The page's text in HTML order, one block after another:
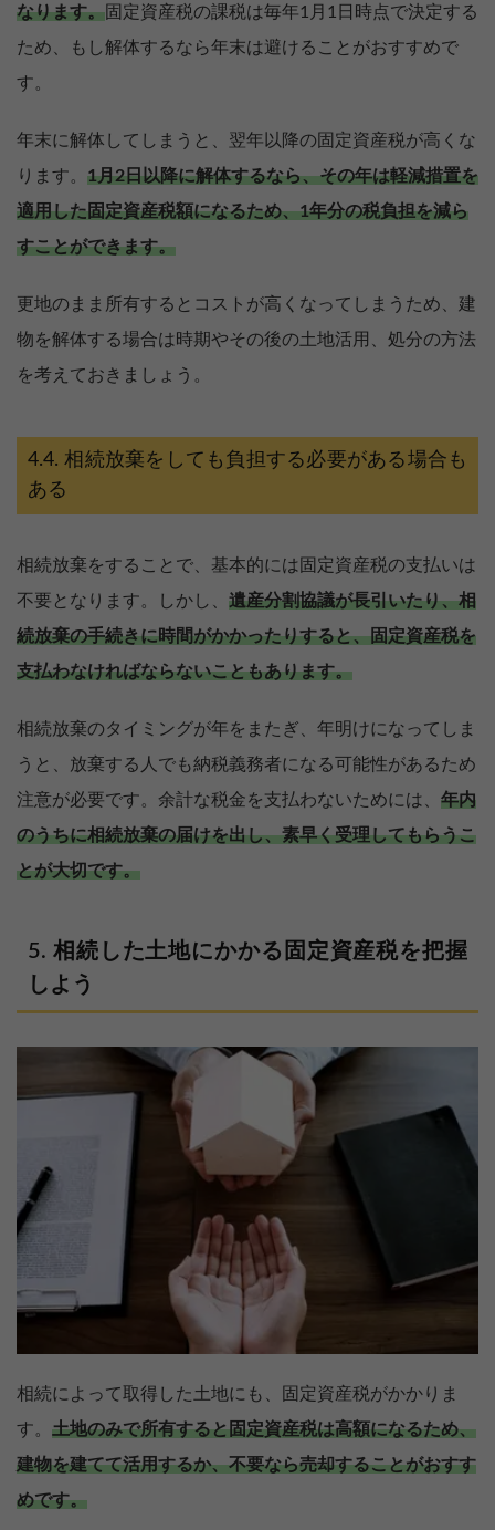
なります。固定資産税の課税は毎年1月1日時点で決定する
ため、もし解体するなら年末は避けることがおすすめで
す。
年末に解体してしまうと、翌年以降の固定資産税が高くな
ります。 1月2日以降に解体するなら、その年は軽減措置を
適用した固定資産税額になるため、1年分の税負担を減ら
すことができます。
更地のまま所有するとコストが高くなってしまうため、建
物を解体する場合は時期やその後の土地活用、処分の方法
を考えておきましょう。
相続放棄をしても負担する必要がある場合も
ある
相続放棄をすることで、基本的には固定資産税の支払いは
不要となります。しかし、 遺産分割協議が長引いたり、相
続放棄の手続きに時間がかかったりすると、固定資産税を
支払わなければならないこともあります。
相続放棄のタイミングが年をまたぎ、年明けになってしま
うと、放棄する人でも納税義務者になる可能性があるため
注意が必要です。余計な税金を支払わないためには、 年内
のうちに相続放棄の届けを出し、素早く受理してもらうこ
とが大切です。
相続した土地にかかる固定資産税を把握
しよう
相続によって取得した土地にも、固定資産税がかかりま
す。 土地のみで所有すると固定資産税は高額になるため、
建物を建てて活用するか、不要なら売却することがおすす
めです。
【完全無料】土地の価格いくら？